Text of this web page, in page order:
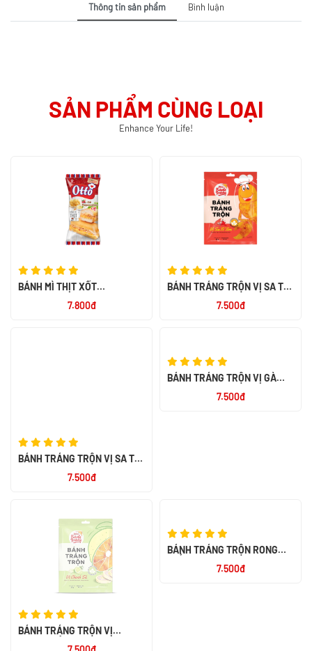
Thông tin sản phẩm Bình luận
SẢN PHẨM CÙNG LOẠI
Enhance Your Life!
BÁNH MÌ THỊT XỐT
7.800đ
BÁNH TRÁNG TRỘN VỊ SA TẾ
7.500đ
BÁNH TRÁNG TRỘN VỊ SA TẾ
7.500đ
BÁNH TRÁNG TRỘN VỊ GÀ
7.500đ
BÁNH TRÁNG TRỘN VỊ